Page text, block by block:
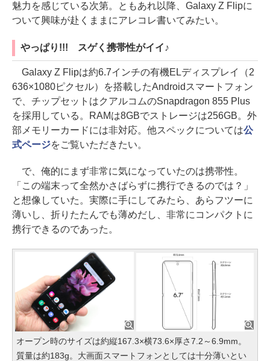
魅力を感じている次第。ともあれ以降、Galaxy Z Flipに
ついて興味が赴くままにアレコレ書いてみたい。
やっぱり!!! スゲく携帯性がイイ♪
Galaxy Z Flipは約6.7インチの有機ELディスプレイ（2
636×1080ピクセル）を搭載したAndroidスマートフォン
で、チップセットはクアルコムのSnapdragon 855 Plus
を採用している。RAMは8GBでストレージは256GB。外
部メモリーカードには非対応。他スペックについては公
式ページをご覧いただきたい。
で、俺的にまず非常に気になっていたのは携帯性。
「この端末って全然かさばらずに携行できるのでは？」
と想像していた。実際に手にしてみたら、あらフツーに
薄いし、折りたたんでも薄めだし、非常にコンパクトに
携行できるのであった。
オープン時のサイズは約縦167.3×横73.6×厚さ7.2～6.9mm。
質量は約183g。大画面スマートフォンとしては十分薄いとい